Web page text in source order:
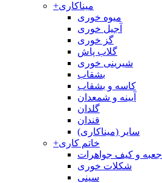
+میناکاری
میوه خوری
آجیل خوری
گز خوری
گلاب پاش
شیرینی خوری
بشقاب
کاسه و بشقاب
آیینه و شمعدان
گلدان
قندان
سایر (میناکاری)
+خاتم کاری
جعبه و کیف جواهرات
شکلات خوری
سینی